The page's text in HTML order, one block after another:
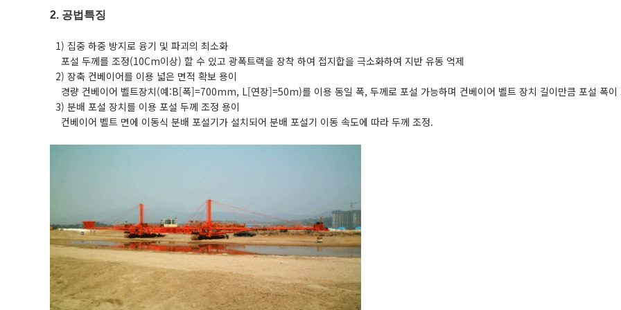
2. 공법특징
1) 집중 하중 방지로 융기 및 파괴의 최소화
포설 두께를 조정(10Cm이상) 할 수 있고 광폭트랙을 장착 하여 접지합을 극소화하여 지반 유동 억제
2) 장축 컨베이어를 이용 넓은 면적 확보 용이
경량 컨베이어 벨트장치(예:B[폭]=700mm, L[연장]=50m)를 이용 동일 폭, 두께로 포설 가능하며 컨베이어 벨트 장치 길이만큼 포설 폭이
3) 분배 포설 장치를 이용 포설 두께 조정 용이
컨베이어 벨트 면에 이동식 분배 포설기가 설치되어 분배 포설기 이동 속도에 따라 두께 조정.